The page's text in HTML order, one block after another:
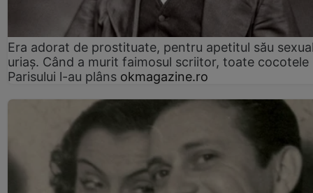
Era adorat de prostituate, pentru apetitul său
uriaș. Când a murit faimosul scriitor, toate cocotele
Parisului l-au plâns okmagazine.ro